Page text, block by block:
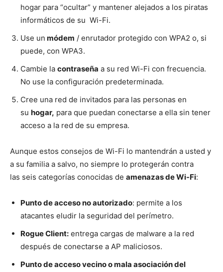
hogar para “ocultar” y mantener alejados a los piratas
informáticos de su Wi-Fi.
Use un módem / enrutador protegido con WPA2 o, si
puede, con WPA3.
Cambie la contraseña a su red Wi-Fi con frecuencia.
No use la configuración predeterminada.
Cree una red de invitados para las personas en
su hogar, para que puedan conectarse a ella sin tener
acceso a la red de su empresa.
Aunque estos consejos de Wi-Fi lo mantendrán a usted y
a su familia a salvo, no siempre lo protegerán contra
las seis categorías conocidas de amenazas de Wi-Fi:
Punto de acceso no autorizado: permite a los
atacantes eludir la seguridad del perímetro.
Rogue Client: entrega cargas de malware a la red
después de conectarse a AP maliciosos.
Punto de acceso vecino o mala asociación del